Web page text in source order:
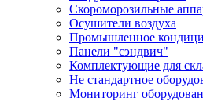
Скороморозильные
Осушители воздуха
Промышленное
Панели "сэндвич"
Комплектующие для
Не стандартное
Мониторинг